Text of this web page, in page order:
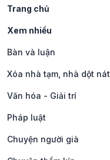
Trang chủ
Xem nhiều
Bàn và luận
Xóa nhà tạm, nhà dột nát
Văn hóa - Giải trí
Pháp luật
Chuyện người già